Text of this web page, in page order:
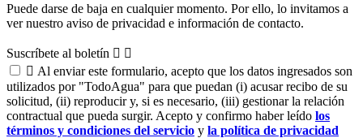
Puede darse de baja en cualquier momento. Por ello, lo invitamos a
ver nuestro aviso de privacidad e información de contacto.
Suscríbete al boletín  
 Al enviar este formulario, acepto que los datos ingresados son
utilizados por "TodoAgua" para que puedan (i) acusar recibo de su
solicitud, (ii) reproducir y, si es necesario, (iii) gestionar la relación
contractual que pueda surgir. Acepto y confirmo haber leído los
términos y condiciones del servicio y la política de privacidad